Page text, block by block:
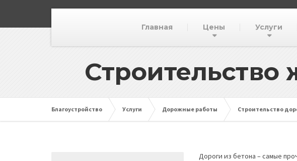
Главная Цены Услуги
Строительство
Благоустройство Услуги Дорожные работы Строительство
Дороги из бетона – самые